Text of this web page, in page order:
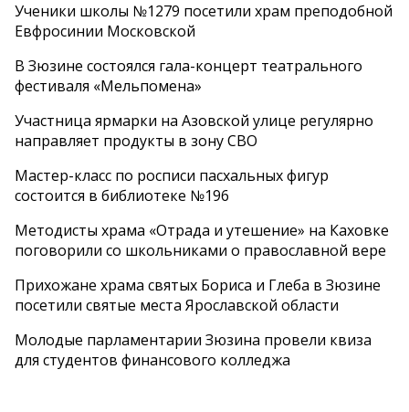
Ученики школы №1279 посетили храм преподобной
Евфросинии Московской
В Зюзине состоялся гала-концерт театрального
фестиваля «Мельпомена»
Участница ярмарки на Азовской улице регулярно
направляет продукты в зону СВО
Мастер-класс по росписи пасхальных фигур
состоится в библиотеке №196
Методисты храма «Отрада и утешение» на Каховке
поговорили со школьниками о православной вере
Прихожане храма святых Бориса и Глеба в Зюзине
посетили святые места Ярославской области
Молодые парламентарии Зюзина провели квиза
для студентов финансового колледжа